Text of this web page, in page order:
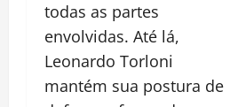
todas as partes
envolvidas. Até lá,
Leonardo Torloni
mantém sua postura de